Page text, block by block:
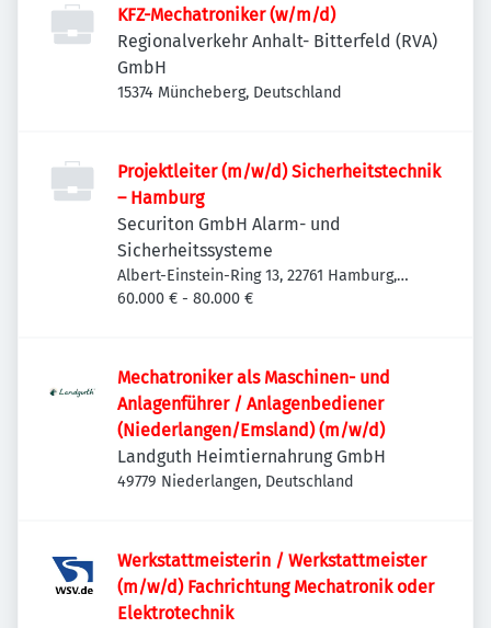
KFZ-Mechatroniker (w/m/d)
Regionalverkehr Anhalt- Bitterfeld (RVA)
GmbH
15374 Müncheberg, Deutschland
Projektleiter (m/w/d) Sicherheitstechnik
– Hamburg
Securiton GmbH Alarm- und
Sicherheitssysteme
Albert-Einstein-Ring 13, 22761 Hamburg,
Deutschland
60.000 € - 80.000 €
Mechatroniker als Maschinen- und
Anlagenführer / Anlagenbediener
(Niederlangen/Emsland) (m/w/d)
Landguth Heimtiernahrung GmbH
49779 Niederlangen, Deutschland
Werkstattmeisterin / Werkstattmeister
(m/w/d) Fachrichtung Mechatronik oder
Elektrotechnik